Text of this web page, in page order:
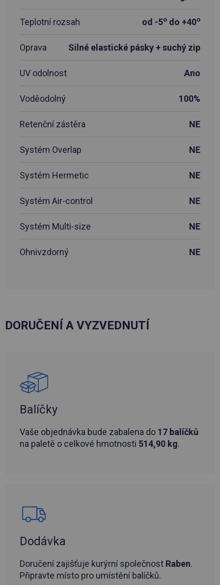
Teplotní rozsah od -5o do +40o
Oprava Silné elastické pásky + suchý zip
UV odolnost Ano
Voděodolný 100%
Retenční zástěra NE
Systém Overlap NE
Systém Hermetic NE
Systém Air-control NE
Systém Multi-size NE
Ohnivzdorný NE
DORUČENÍ A VYZVEDNUTÍ
Balíčky
Vaše objednávka bude zabalena do 17 balíčků
na paletě o celkové hmotnosti 514,90 kg.
Dodávka
Doručení zajišťuje kurýrní společnost Raben.
Připravte místo pro umístění balíčků.